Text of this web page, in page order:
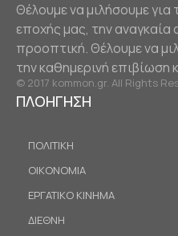
Θέλουμε να μιλήσουμε για
εποχής μας, την αναγκαία
προοπτική. Θέλουμε να
την καθημερινή επιβίωση
© 2017 kommon.gr. All Rights
ΠΛΟΗΓΗΣΗ
ΠΟΛΙΤΙΚΗ
ΟΙΚΟΝΟΜΙΑ
ΕΡΓΑΤΙΚΟ ΚΙΝΗΜΑ
ΔΙΕΘΝΗ